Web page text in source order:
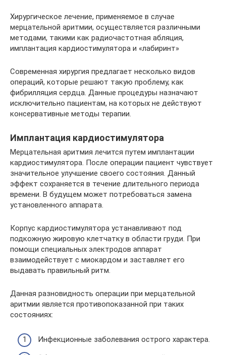
Хирургическое лечение, применяемое в случае
мерцательной аритмии, осуществляется различными
методами, такими как радиочастотная абляция,
имплантация кардиостимулятора и «лабиринт»
Современная хирургия предлагает несколько видов
операций, которые решают такую проблему, как
фибрилляция сердца. Данные процедуры назначают
исключительно пациентам, на которых не действуют
консервативные методы терапии.
Имплантация кардиостимулятора
Мерцательная аритмия лечится путем имплантации
кардиостимулятора. После операции пациент чувствует
значительное улучшение своего состояния. Данный
эффект сохраняется в течение длительного периода
времени. В будущем может потребоваться замена
установленного аппарата.
Корпус кардиостимулятора устанавливают под
подкожную жировую клетчатку в области груди. При
помощи специальных электродов аппарат
взаимодействует с миокардом и заставляет его
выдавать правильный ритм.
Данная разновидность операции при мерцательной
аритмии является противопоказанной при таких
состояниях:
Инфекционные заболевания острого характера.